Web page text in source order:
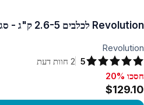
Revolution לכלבים 2.6-5 ק"ג - סגול 12 מנות
Revolution
5
2 חוות דעת
חסכו 20%, $129.10
חסכו 20%
$129.10